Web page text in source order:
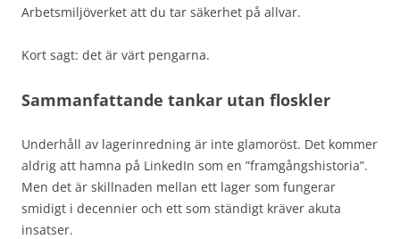
Arbetsmiljöverket att du tar säkerhet på allvar.
Kort sagt: det är värt pengarna.
Sammanfattande tankar utan floskler
Underhåll av lagerinredning är inte glamoröst. Det kommer
aldrig att hamna på LinkedIn som en ”framgångshistoria”.
Men det är skillnaden mellan ett lager som fungerar
smidigt i decennier och ett som ständigt kräver akuta
insatser.